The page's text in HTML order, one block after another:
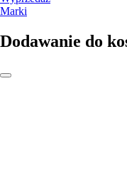
Marki
Dodawanie do